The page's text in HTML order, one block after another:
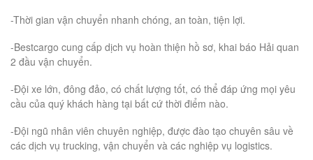
-Thời gian vận chuyển nhanh chóng, an toàn, tiện lợi.
-Bestcargo cung cấp dịch vụ hoàn thiện hồ sơ, khai báo Hải quan
2 đầu vận chuyển.
-Đội xe lớn, đông đảo, có chất lượng tốt, có thể đáp ứng mọi yêu
cầu của quý khách hàng tại bất cứ thời điểm nào.
-Đội ngũ nhân viên chuyên nghiệp, được đào tạo chuyên sâu về
các dịch vụ trucking, vận chuyển và các nghiệp vụ logistics.